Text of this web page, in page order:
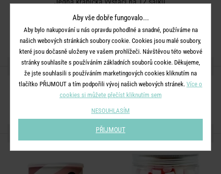
Uchovávejte na chladném a suchém místě.
Datum spotřeby viz etiketa na krabičce.
SDÍLEJTE S PŘÁTELI
DALŠÍ PRODUKTY ZE SÉRIE
Aby vše dobře fungovalo...
Aby bylo nakupování u nás opravdu pohodlné a snadné, používáme na
našich webových stránkách soubory cookie. Cookies jsou malé soubory,
které jsou dočasně uloženy ve vašem prohlížeči. Návštěvou této webové
stránky souhlasíte s používáním základních souborů cookie. Děkujeme,
že jste souhlasili s používáním marketingových cookies kliknutím na
tlačítko PŘIJMOUT a tím podpořili vývoj našich webových stránek. Více o
cookies si můžete přečíst kliknutím sem
NESOUHLASÍM
PŘIJMOUT